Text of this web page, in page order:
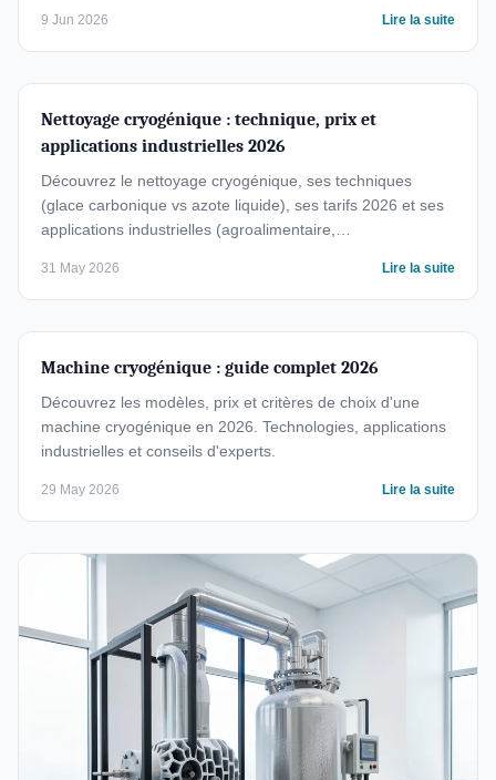
9 Jun 2026 Lire la suite
Nettoyage cryogénique : technique, prix et
applications industrielles 2026
Découvrez le nettoyage cryogénique, ses techniques
(glace carbonique vs azote liquide), ses tarifs 2026 et ses
applications industrielles (agroalimentaire,
31 May 2026 Lire la suite
Machine cryogénique : guide complet 2026
Découvrez les modèles, prix et critères de choix d'une
machine cryogénique en 2026. Technologies, applications
industrielles et conseils d'experts.
29 May 2026 Lire la suite